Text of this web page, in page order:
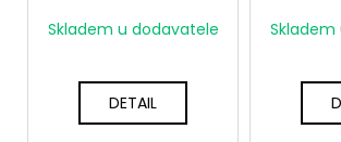
Skladem u dodavatele
DETAIL